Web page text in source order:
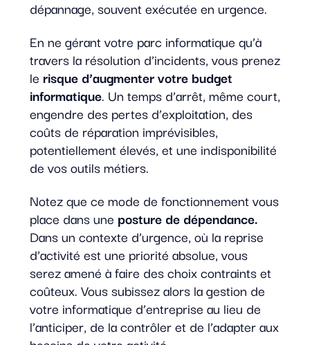
dépannage, souvent exécutée en urgence.
En ne gérant votre parc informatique qu’à
travers la résolution d’incidents, vous prenez
le risque d’augmenter votre budget
informatique. Un temps d’arrêt, même court,
engendre des pertes d’exploitation, des
coûts de réparation imprévisibles,
potentiellement élevés, et une indisponibilité
de vos outils métiers.
Notez que ce mode de fonctionnement vous
place dans une posture de dépendance.
Dans un contexte d’urgence, où la reprise
d’activité est une priorité absolue, vous
serez amené à faire des choix contraints et
coûteux. Vous subissez alors la gestion de
votre informatique d’entreprise au lieu de
l’anticiper, de la contrôler et de l’adapter aux